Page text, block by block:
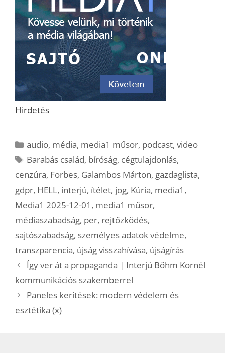
Hirdetés
Kategória
audio, média, media1 műsor, podcast,video
Címkék
Barabás család, bíróság, cégtulajdonlás,
cenzúra, Forbes, Galambos Márton, gazdaglista,
gdpr, HELL, interjú, ítélet, jog, Kúria, media1 ,
Media1 2025-12-01 , media1 műsor,
médiaszabadság, per, rejtőzködés,
sajtószabadság, személyes adatok védelme,
transzparencia, újság visszahívása, újságírás
Így ver át a propaganda | Interjú Bőhm Kornél
kommunikációs szakemberrel
Paneles kerítések: modern védelem és
esztétika (x)